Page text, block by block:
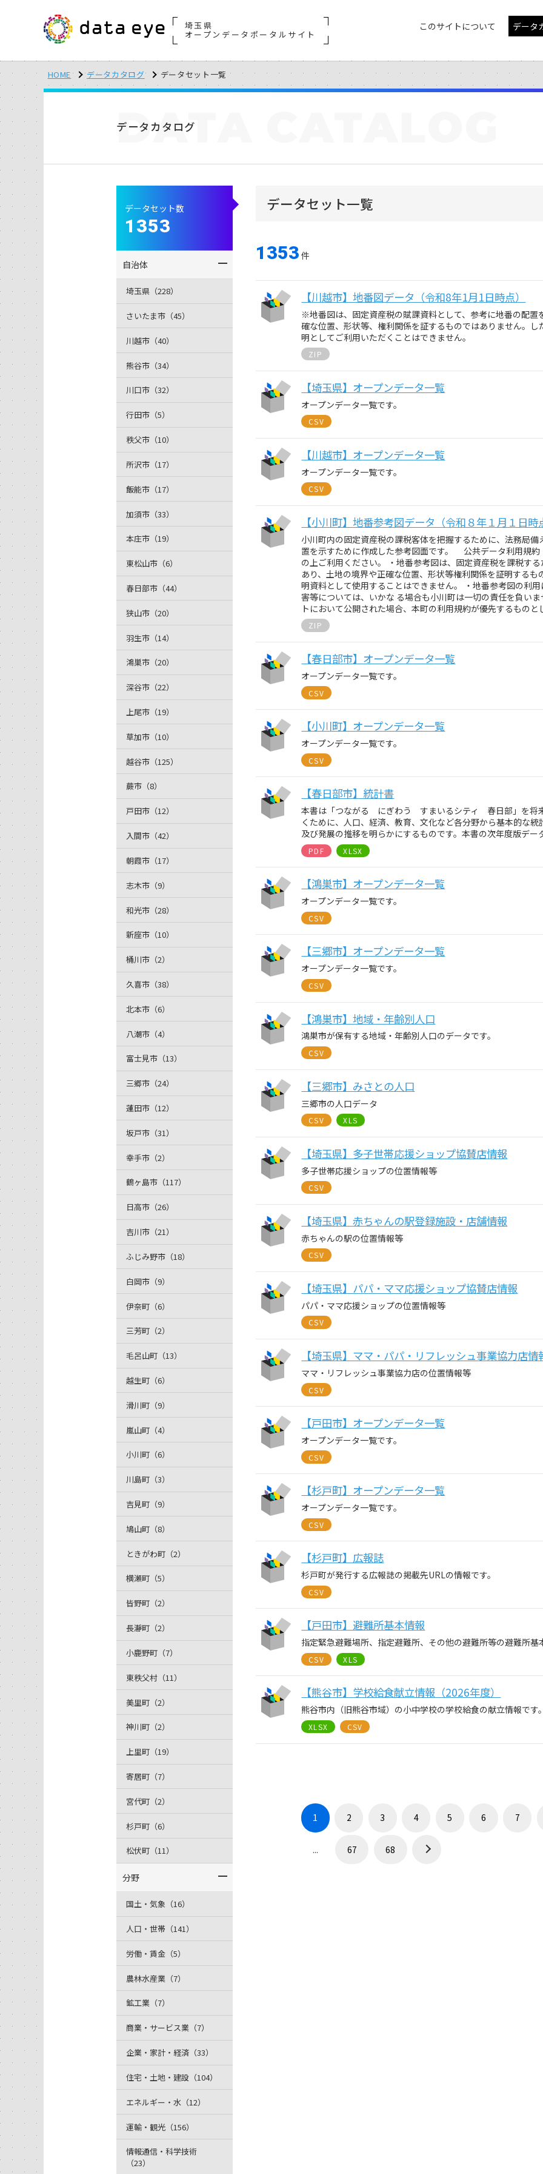
埼玉県
オープンデータポータルサイト
このサイトについて データ
HOME データカタログ データセット一覧
データカタログ
DATA
データセット一覧
1353 件
【川越市】地番図データ（令和8年1月1日時点）
※地番図は、固定資産税の賦課資料として、参考に地番の配置
確な位置、形状等、権利関係を証するものではありません。
明としてご利用いただくことはできません。
ZIP
【埼玉県】オープンデータ一覧
オープンデータ一覧です。
CSV
【川越市】オープンデータ一覧
オープンデータ一覧です。
CSV
【小川町】地番参考図データ（令和８年１月１日時
小川町内の固定資産税の課税客体を把握するために、法務局
置を示すために作成した参考図面です。 公共データ利用規約
の上ご利用ください。 ・地番参考図は、固定資産税を課税す
あり、土地の境界や正確な位置、形状等権利関係を証明する
明資料として使用することはできません。 ・地番参考図の利
害等については、いかな る場合も小川町は一切の責任を負い
トにおいて公開された場合、本町の利用規約が優先するものと
ZIP
【春日部市】オープンデータ一覧
オープンデータ一覧です。
CSV
【小川町】オープンデータ一覧
オープンデータ一覧です。
CSV
【春日部市】統計書
本書は「つながる にぎわう すまいるシティ 春日部」を将
くために、人口、経済、教育、文化など各分野から基本的な
及び発展の推移を明らかにするものです。本書の次年度版デ
PDF XLSX
【鴻巣市】オープンデータ一覧
オープンデータ一覧です。
CSV
【三郷市】オープンデータ一覧
オープンデータ一覧です。
CSV
【鴻巣市】地域・年齢別人口
鴻巣市が保有する地域・年齢別人口のデータです。
CSV
【三郷市】みさとの人口
三郷市の人口データ
CSV XLS
【埼玉県】多子世帯応援ショップ協賛店情報
多子世帯応援ショップの位置情報等
CSV
【埼玉県】赤ちゃんの駅登録施設・店舗情報
赤ちゃんの駅の位置情報等
CSV
【埼玉県】パパ・ママ応援ショップ協賛店情報
パパ・ママ応援ショップの位置情報等
CSV
【埼玉県】ママ・パパ・リフレッシュ事業協力店情
ママ・リフレッシュ事業協力店の位置情報等
CSV
【戸田市】オープンデータ一覧
オープンデータ一覧です。
CSV
【杉戸町】オープンデータ一覧
オープンデータ一覧です。
CSV
【杉戸町】広報誌
杉戸町が発行する広報誌の掲載先URLの情報です。
CSV
【戸田市】避難所基本情報
指定緊急避難場所、指定避難所、その他の避難所等の避難所基
CSV XLS
【熊谷市】学校給食献立情報（2026年度）
熊谷市内（旧熊谷市域）の小中学校の学校給食の献立情報です
XLSX CSV
1 2 3 4 5 6 7
... 67 68
データセット数
1353
自治体
埼玉県（228）
さいたま市（45）
川越市（40）
熊谷市（34）
川口市（32）
行田市（5）
秩父市（10）
所沢市（17）
飯能市（17）
加須市（33）
本庄市（19）
東松山市（6）
春日部市（44）
狭山市（20）
羽生市（14）
鴻巣市（20）
深谷市（22）
上尾市（19）
草加市（10）
越谷市（125）
蕨市（8）
戸田市（12）
入間市（42）
朝霞市（17）
志木市（9）
和光市（28）
新座市（10）
桶川市（2）
久喜市（38）
北本市（6）
八潮市（4）
富士見市（13）
三郷市（24）
蓮田市（12）
坂戸市（31）
幸手市（2）
鶴ヶ島市（117）
日高市（26）
吉川市（21）
ふじみ野市（18）
白岡市（9）
伊奈町（6）
三芳町（2）
毛呂山町（13）
越生町（6）
滑川町（9）
嵐山町（4）
小川町（6）
川島町（3）
吉見町（9）
鳩山町（8）
ときがわ町（2）
横瀬町（5）
皆野町（2）
長瀞町（2）
小鹿野町（7）
東秩父村（11）
美里町（2）
神川町（2）
上里町（19）
寄居町（7）
宮代町（2）
杉戸町（6）
松伏町（11）
分野
国土・気象（16）
人口・世帯（141）
労働・賃金（5）
農林水産業（7）
鉱工業（7）
商業・サービス業（7）
企業・家計・経済（33）
住宅・土地・建設（104）
エネルギー・水（12）
運輸・観光（156）
情報通信・科学技術
（23）